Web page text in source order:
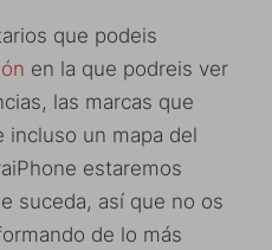
que podeis
en la que podreis ver
las marcas que
incluso un mapa del
estaremos
suceda, así que no os
de lo más